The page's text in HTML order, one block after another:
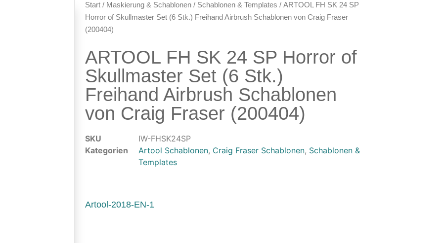
Start / Maskierung & Schablonen / Schablonen & Templates / ARTOOL FH SK 24 SP
Horror of Skullmaster Set (6 Stk.) Freihand Airbrush Schablonen von Craig Fraser
(200404)
ARTOOL FH SK 24 SP Horror of
Skullmaster Set (6 Stk.)
Freihand Airbrush Schablonen
von Craig Fraser (200404)
SKU
IW-FHSK24SP
Kategorien
Artool Schablonen, Craig Fraser Schablonen, Schablonen &
Templates
Artool-2018-EN-1